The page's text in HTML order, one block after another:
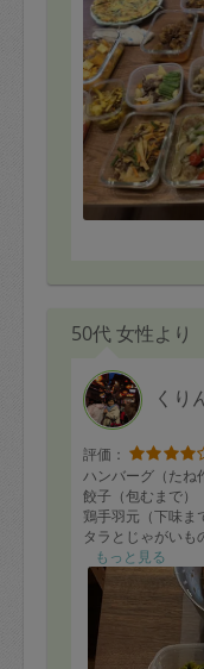
50代 女性より
くり
評価：
ハンバーグ（たね
餃子（包むまで）
鶏手羽元（下味ま
タラとじゃがいも
青梗菜のナムル？
セロリと豚肉の炒
サンラータン
人参とツナのサラ
じゃがいものガレ
かぼちゃの煮物
もっと見る